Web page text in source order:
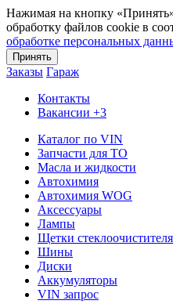
Нажимая на кнопку
обработку файлов cookie в
обработке персональных
Принять
Заказы Гараж
Контакты
Вакансии +3
Каталог по VIN
Запчасти для ТО
Масла и жидкости
Автохимия
Автохимия WOG
Аксессуары
Лампы
Щетки стеклоочистителя
Шины
Диски
Аккумуляторы
VIN запрос